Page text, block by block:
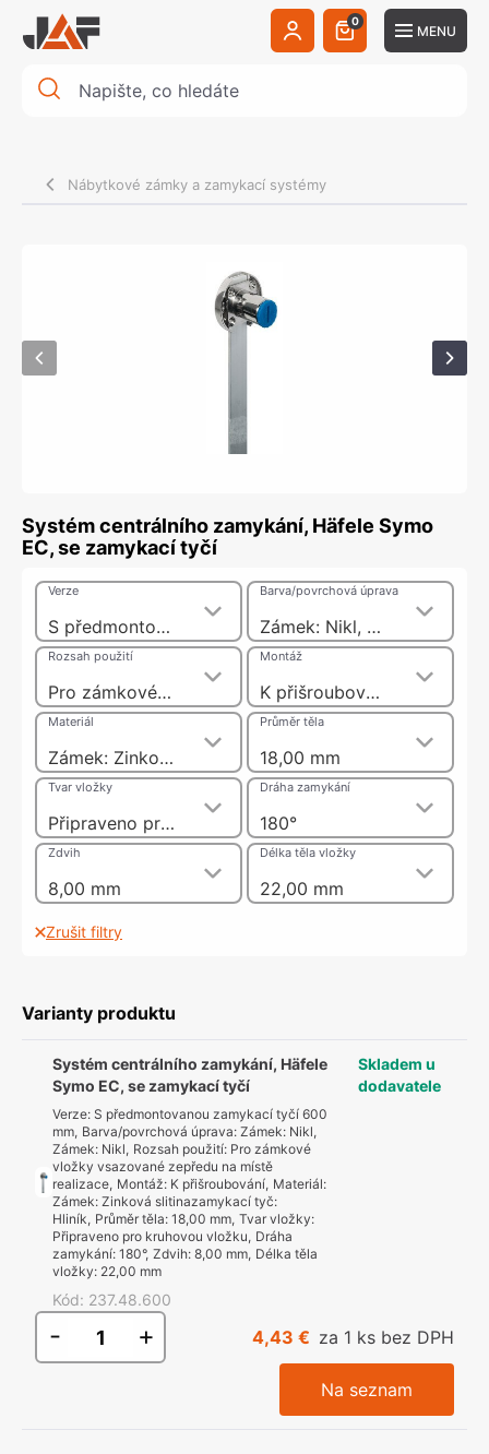
0
MENU
Nábytkové zámky a zamykací systémy
Systém centrálního zamykání, Häfele Symo
EC, se zamykací tyčí
S předmontovanou zamykací tyčí 600 mm
Verze
Zámek: Nikl, Zámek: Nikl
Barva/povrchová úprava
Pro zámkové vložky vsazované zepředu na místě realizace
Rozsah použití
K přišroubování
Montáž
Zámek: Zinková slitinazamykací tyč: Hliník
Materiál
18,00 mm
Průměr těla
Připraveno pro kruhovou vložku
Tvar vložky
180°
Dráha zamykání
8,00 mm
Zdvih
22,00 mm
Délka těla vložky
Zrušit filtry
Varianty produktu
Systém centrálního zamykání, Häfele
Symo EC, se zamykací tyčí
Verze: S předmontovanou zamykací tyčí 600
mm, Barva/povrchová úprava: Zámek: Nikl,
Zámek: Nikl, Rozsah použití: Pro zámkové
vložky vsazované zepředu na místě
realizace, Montáž: K přišroubování, Materiál:
Zámek: Zinková slitinazamykací tyč:
Hliník, Průměr těla: 18,00 mm, Tvar vložky:
Připraveno pro kruhovou vložku, Dráha
zamykání: 180°, Zdvih: 8,00 mm, Délka těla
vložky: 22,00 mm
Kód: 237.48.600
Skladem u
dodavatele
- + 4,43 € za 1 ks bez DPH
Na seznam